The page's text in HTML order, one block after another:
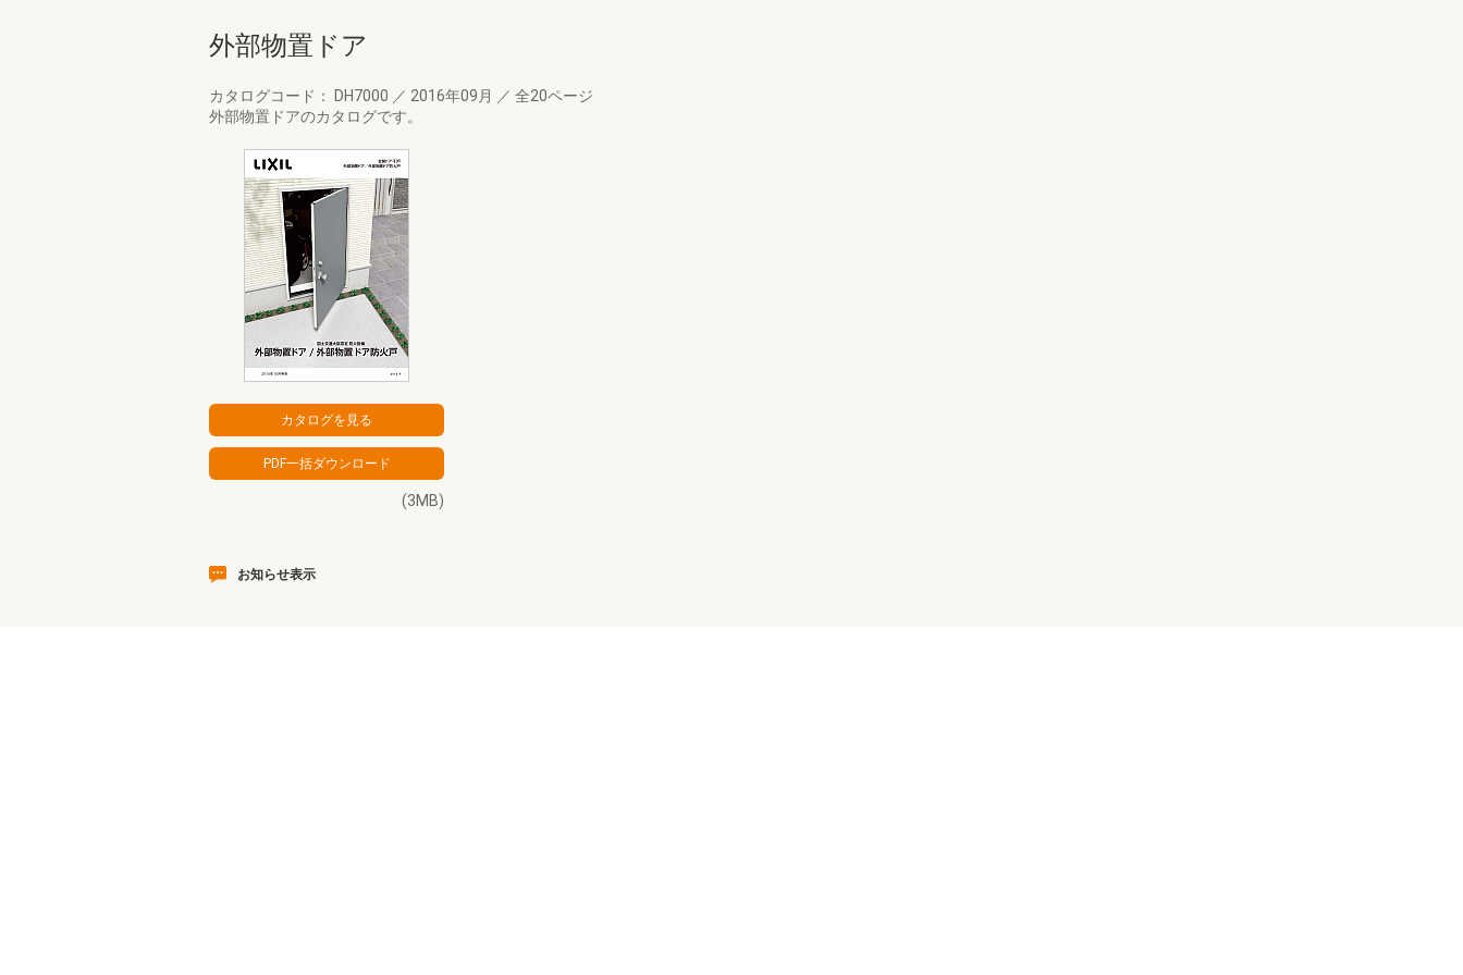
外部物置ドア
カタログコード： DH7000 ／ 2016年09月 ／ 全20ページ
外部物置ドアのカタログです。
(3MB)
お知らせ表示